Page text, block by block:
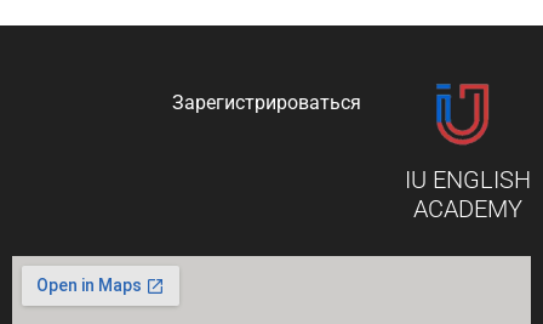
IU ENGLISH
ACADEMY
Зарегистрироваться